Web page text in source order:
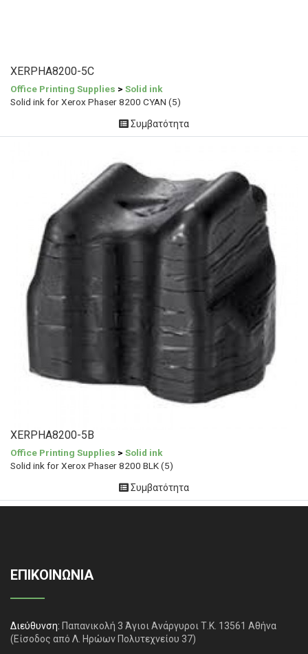
XERPHA8200-5C
Office Printing Supplies > Solid ink
Solid ink for Xerox Phaser 8200 CYAN (5)
Συμβατότητα
XERPHA8200-5B
Office Printing Supplies > Solid ink
Solid ink for Xerox Phaser 8200 BLK (5)
Συμβατότητα
ΕΠΙΚΟΙΝΩΝΙΑ
Διεύθυνση: Παπανικολή 3 Άγιοι Ανάργυροι Τ.Κ. 13561 Αθήνα
(Είσοδος από Λ. Ηρώων Πολυτεχνείου 37)